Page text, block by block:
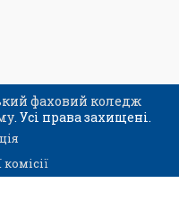
фаховий коледж
. Усі права захищені.